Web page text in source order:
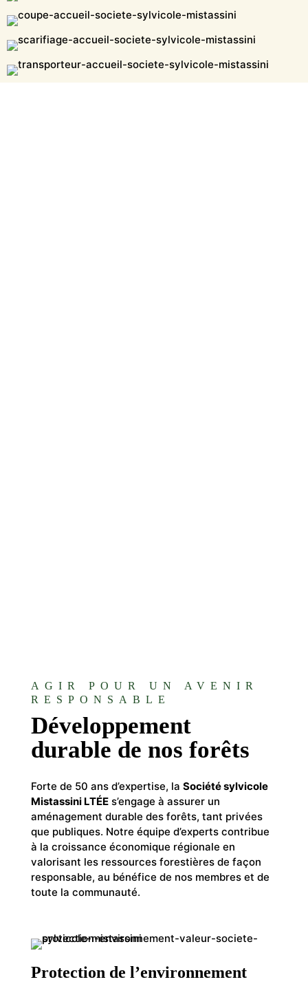
AGIR POUR UN AVENIR
RESPONSABLE
Développement
durable de nos forêts
Forte de 50 ans d’expertise, la Société sylvicole
Mistassini LTÉEs’engage à assurer un
aménagement durable des forêts, tant privées
que publiques. Notre équipe d’experts contribue
à la croissance économique régionale en
valorisant les ressources forestières de façon
responsable, au bénéfice de nos membres et de
toute la communauté.
Protection de l’environnement